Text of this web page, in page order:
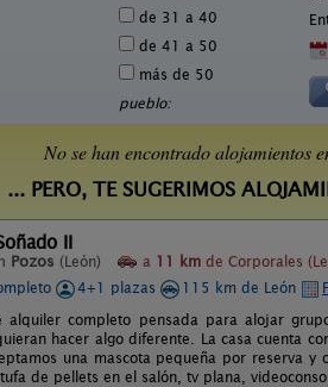
de 31 a 40
de 41 a 50
más de 50
pueblo:
No se han encontrado alojamientos
... PERO, TE SUGERIMOS
II
Pozos (León) a 11 km de Corporales
4+1 plazas 115 km de León
alquiler completo pensada para alojar
hacer algo diferente. La casa cuenta
una mascota pequeña por reserva
de pellets en el salón, tv plana,